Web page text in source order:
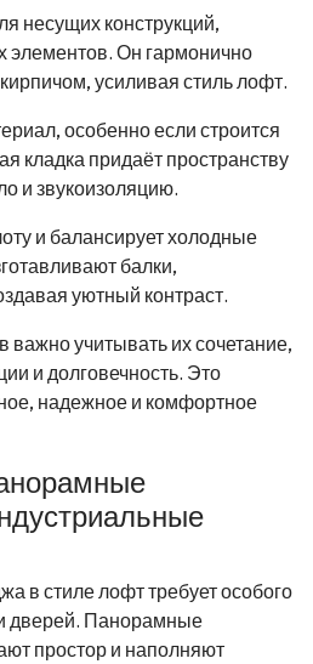
несущих конструкций,
элементов. Он гармонично
усиливая стиль лофт.
особенно если строится
кладка придаёт пространству
и звукоизоляцию.
и балансирует холодные
балки,
уютный контраст.
учитывать их сочетание,
и долговечность. Это
надежное и комфортное
в стиле лофт требует особого
дверей. Панорамные
простор и наполняют